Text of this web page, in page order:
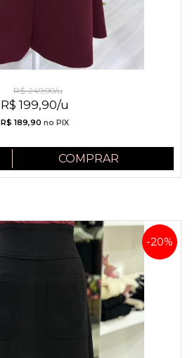
R$ 199,90/u
R$ 249,90/u
R$ 189,90 no PIX
COMPRAR
-20%